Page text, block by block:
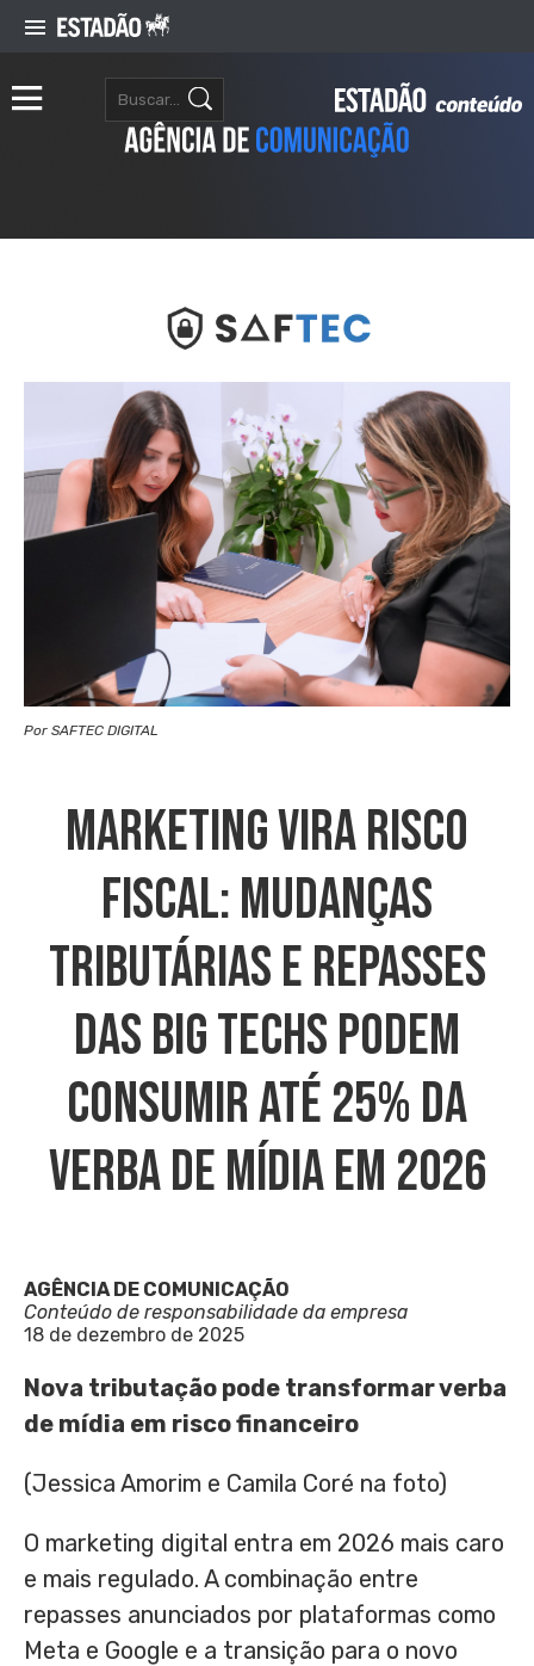
Por SAFTEC DIGITAL
Marketing Vira Risco
Fiscal: Mudanças
Tributárias E Repasses
Das Big Techs Podem
Consumir Até 25% Da
Verba De Mídia Em 2026
AGÊNCIA DE COMUNICAÇÃO
Conteúdo de responsabilidade da empresa
18 de dezembro de 2025
Nova tributação pode transformar verba
de mídia em risco financeiro
(Jessica Amorim e Camila Coré na foto)
O marketing digital entra em 2026 mais caro
e mais regulado. A combinação entre
repasses anunciados por plataformas como
Meta e Google e a transição para o novo